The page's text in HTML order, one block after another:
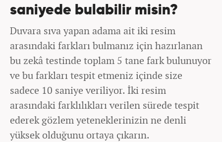
saniyede bulabilir misin?
Duvara sıva yapan adama ait iki resim
arasındaki farkları bulmanız için hazırlanan
bu zekâ testinde toplam 5 tane fark bulunuyor
ve bu farkları tespit etmeniz içinde size
sadece 10 saniye veriliyor. İki resim
arasındaki farklılıkları verilen sürede tespit
ederek gözlem yeteneklerinizin ne denli
yüksek olduğunu ortaya çıkarın.